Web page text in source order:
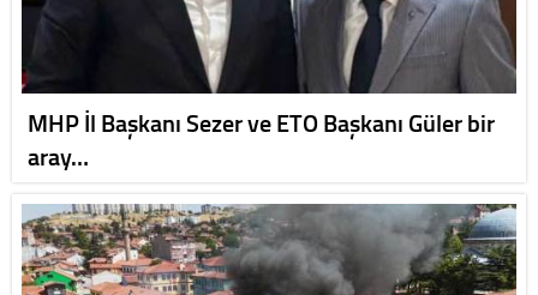
MHP İl Başkanı Sezer ve ETO Başkanı Güler bir
aray…